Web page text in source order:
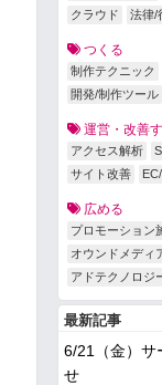
クラウド
法律/
つくる
制作テクニック
開発/制作ツール
運営・改善
アクセス解析
サイト改善
広める
プロモーション
オウンドメディ
アドテクノロジ
最新記事
6/21（金）サ
せ